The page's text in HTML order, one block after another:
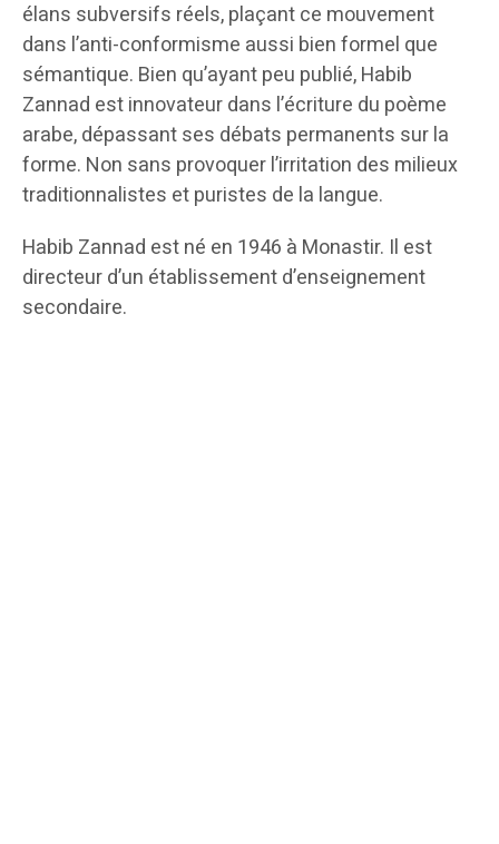
élans subversifs réels, plaçant ce mouvement
dans l’anti-conformisme aussi bien formel que
sémantique. Bien qu’ayant peu publié, Habib
Zannad est innovateur dans l’écriture du poème
arabe, dépassant ses débats permanents sur la
forme. Non sans provoquer l’irritation des milieux
traditionnalistes et puristes de la langue.
Habib Zannad est né en 1946 à Monastir. Il est
directeur d’un établissement d’enseignement
secondaire.